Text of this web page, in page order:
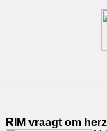
RIM vraagt om